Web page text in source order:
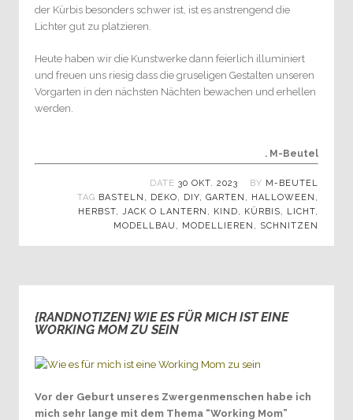
der Kürbis besonders schwer ist, ist es anstrengend die
Lichter gut zu platzieren.
Heute haben wir die Kunstwerke dann feierlich illuminiert
und freuen uns riesig dass die gruseligen Gestalten unseren
Vorgarten in den nächsten Nächten bewachen und erhellen
werden.
. M-Beutel
DATE 30 OKT. 2023 BY M-BEUTEL
TAG BASTELN , DEKO, DIY, GARTEN , HALLOWEEN ,
HERBST, JACK O LANTERN , KIND, KÜRBIS, LICHT,
MODELLBAU , MODELLIEREN , SCHNITZEN
{RANDNOTIZEN} WIE ES FÜR MICH IST EINE
WORKING MOM ZU SEIN
Vor der Geburt unseres Zwergenmenschen habe ich
mich sehr lange mit dem Thema “Working Mom”